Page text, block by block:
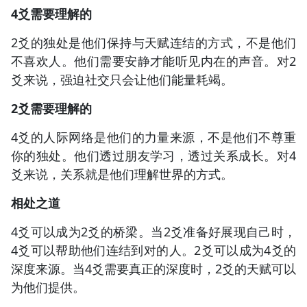
4爻需要理解的
2爻的独处是他们保持与天赋连结的方式，不是他们
不喜欢人。他们需要安静才能听见内在的声音。对2
爻来说，强迫社交只会让他们能量耗竭。
2爻需要理解的
4爻的人际网络是他们的力量来源，不是他们不尊重
你的独处。他们透过朋友学习，透过关系成长。对4
爻来说，关系就是他们理解世界的方式。
相处之道
4爻可以成为2爻的桥梁。当2爻准备好展现自己时，
4爻可以帮助他们连结到对的人。2爻可以成为4爻的
深度来源。当4爻需要真正的深度时，2爻的天赋可以
为他们提供。